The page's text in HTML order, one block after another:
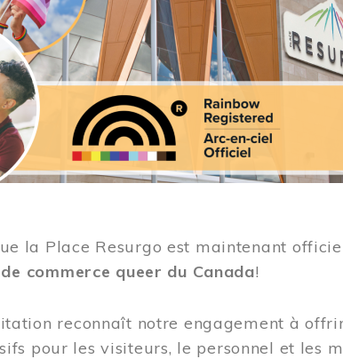
la Place Resurgo est maintenant
commerce queer du Canada!
reconnaît notre engagement à
pour les visiteurs, le personnel et les